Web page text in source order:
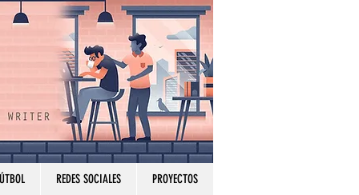
REDES SOCIALES PROYECTOS